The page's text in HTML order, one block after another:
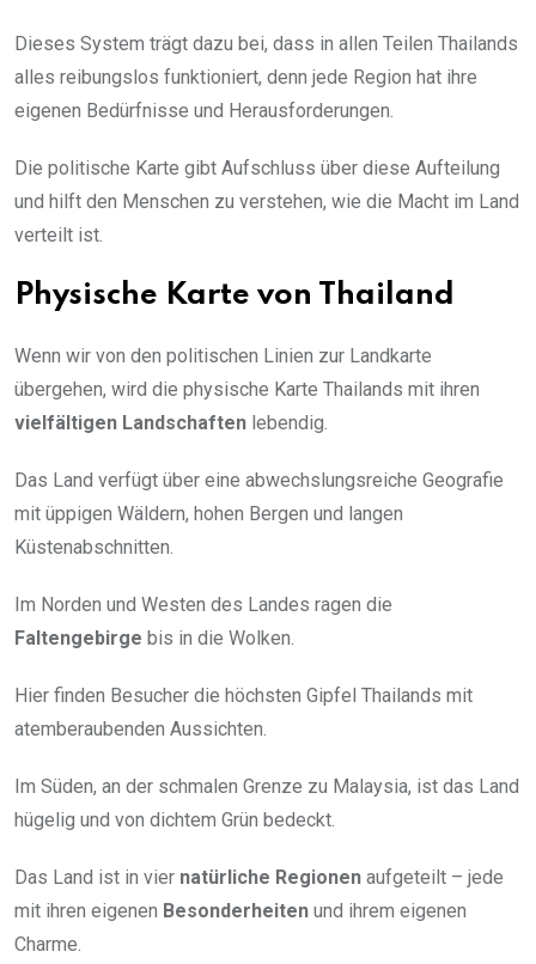
Dieses System trägt dazu bei, dass in allen Teilen Thailands
alles reibungslos funktioniert, denn jede Region hat ihre
eigenen Bedürfnisse und Herausforderungen.
Die politische Karte gibt Aufschluss über diese Aufteilung
und hilft den Menschen zu verstehen, wie die Macht im Land
verteilt ist.
Physische Karte von Thailand
Wenn wir von den politischen Linien zur Landkarte
übergehen, wird die physische Karte Thailands mit ihren
vielfältigen Landschaften lebendig.
Das Land verfügt über eine abwechslungsreiche Geografie
mit üppigen Wäldern, hohen Bergen und langen
Küstenabschnitten.
Im Norden und Westen des Landes ragen die
Faltengebirge bis in die Wolken.
Hier finden Besucher die höchsten Gipfel Thailands mit
atemberaubenden Aussichten.
Im Süden, an der schmalen Grenze zu Malaysia, ist das Land
hügelig und von dichtem Grün bedeckt.
Das Land ist in vier natürliche Regionen aufgeteilt – jede
mit ihren eigenen Besonderheiten und ihrem eigenen
Charme.